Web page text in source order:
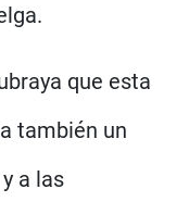
que esta
también un
a las